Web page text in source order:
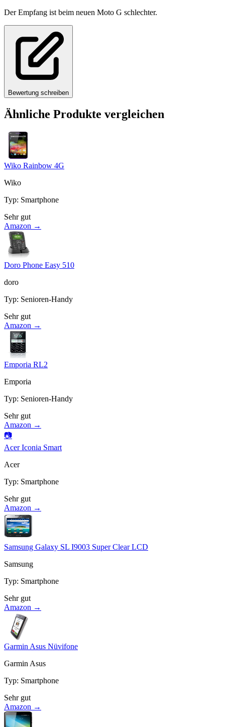
Der Empfang ist beim neuen Moto G schlechter.
Bewertung schreiben
Ähnliche Produkte vergleichen
Wiko Rainbow 4G
Wiko
Typ: Smartphone
Sehr gut
Amazon →
Doro Phone Easy 510
doro
Typ: Senioren-Handy
Sehr gut
Amazon →
Emporia RL2
Emporia
Typ: Senioren-Handy
Sehr gut
Amazon →
📷
Acer Iconia Smart
Acer
Typ: Smartphone
Sehr gut
Amazon →
Samsung Galaxy SL I9003 Super Clear LCD
Samsung
Typ: Smartphone
Sehr gut
Amazon →
Garmin Asus Nüvifone
Garmin Asus
Typ: Smartphone
Sehr gut
Amazon →